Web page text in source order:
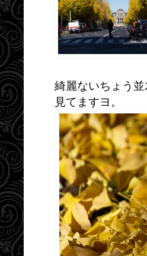
綺麗ないちょう
見てますヨ。